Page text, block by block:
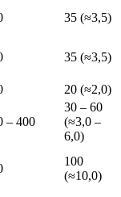
35 (≈3,5)
35 (≈3,5)
20 (≈2,0)
– 400
30 – 60
(≈3,0 –
6,0)
100
(≈10,0)